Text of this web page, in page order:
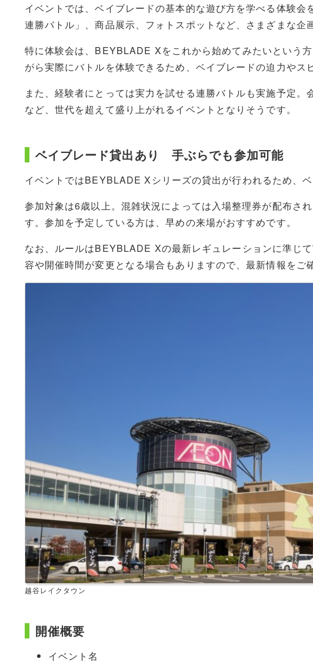
イベントでは、ベイブレードの基本的な遊び方を学べる体験会
連勝バトル」、商品展示、フォトスポットなど、さまざまな企
特に体験会は、BEYBLADE Xをこれから始めてみたいという
がら実際にバトルを体験できるため、ベイブレードの迫力やス
また、経験者にとっては実力を試せる連勝バトルも実施予定
など、世代を超えて盛り上がれるイベントとなりそうです。
ベイブレード貸出あり 手ぶらでも参加可能
イベントではBEYBLADE Xシリーズの貸出が行われるため、
参加対象は6歳以上。混雑状況によっては入場整理券が配布さ
す。参加を予定している方は、早めの来場がおすすめです。
なお、ルールはBEYBLADE Xの最新レギュレーションに準じ
容や開催時間が変更となる場合もありますので、最新情報をご
越谷レイクタウン
開催概要
イベント名